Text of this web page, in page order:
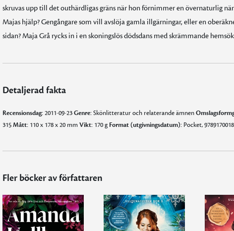
skruvas upp till det outhärdligas gräns när hon förnimmer en övernaturlig
Majas hjälp? Gengångare som vill avslöja gamla illgärningar, eller en
sidan? Maja Grå rycks in i en skoningslös dödsdans med skrämmande
Detaljerad fakta
Recensionsdag:2011-09-23Genre:Skönlitteratur och relaterande ämnen
315Mått:110 x 178 x 20 mmVikt:170 g Format (utgivningsdatum):Pocket,
Fler böcker av författaren